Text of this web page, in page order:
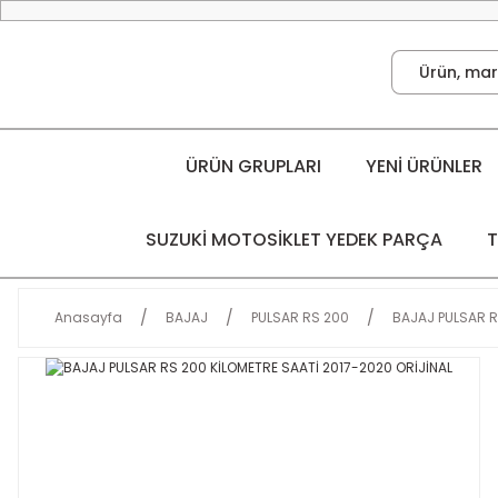
ÜRÜN GRUPLARI YENİ ÜRÜNLER
SUZUKİ MOTOSİKLET YEDEK PARÇA
Anasayfa BAJAJ PULSAR RS 200 BAJAJ PULSAR